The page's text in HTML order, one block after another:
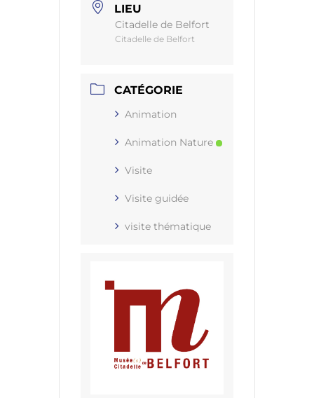
LIEU
Citadelle de Belfort
Citadelle de Belfort
CATÉGORIE
Animation
Animation Nature
Visite
Visite guidée
visite thématique